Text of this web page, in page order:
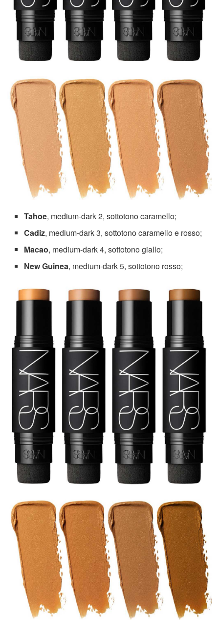
Tahoe, medium-dark 2, sottotono caramello;
Cadiz, medium-dark 3, sottotono caramello e rosso;
Macao, medium-dark 4, sottotono giallo;
New Guinea, medium-dark 5, sottotono rosso;